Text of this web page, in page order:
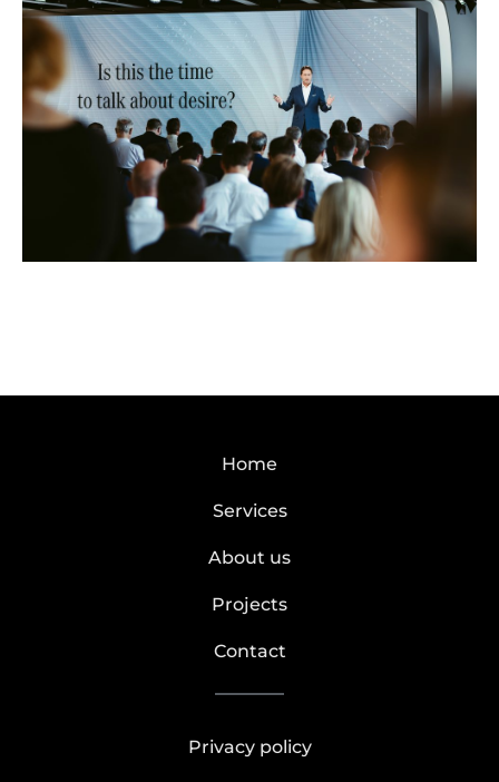
Home
Services
About us
Projects
Contact
Privacy policy